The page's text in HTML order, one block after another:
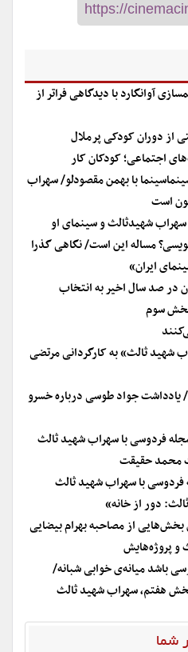
آوانگارد با دیدگاهی فراتر از
از دوران کودکی پرملال
اجتماعی؛ کودکان کار
با بهمن مقصودلو/ سهراب
است
شهیدثالث و سینمای او
مساله این است/ نگاهی گذرا
ایران»
در صد سال اخیر به انتخاب
بخش سوم
شهید ثالث» به کارگردانی مرتضی
جواد طوسی درباره خسرو
فردوسی با سهراب شهید ثالث
محمد حقیقت
فردوسی با سهراب شهید ثالث
دور از خانه»
از مصاحبه بهرام بیضایی‌
و پروژه‌هایش
باشد میانه‌ی خوابی شبانه/
هفتم، سهراب شهید ثالث
شما